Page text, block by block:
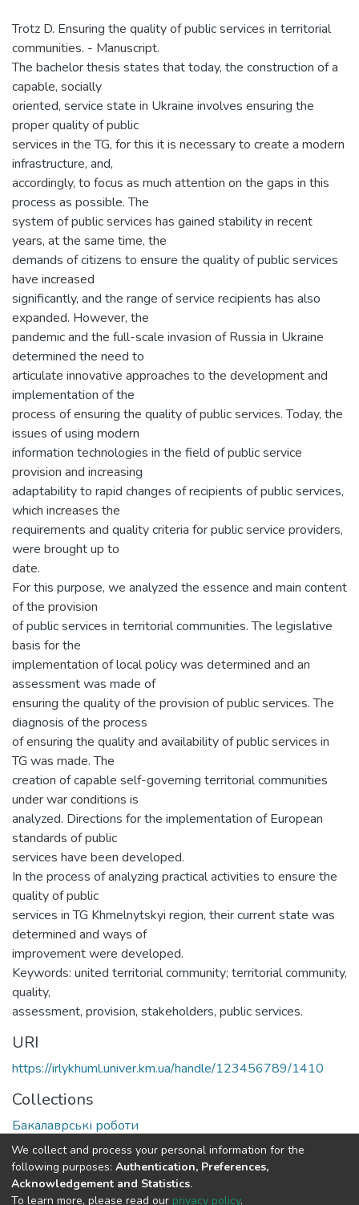
Trotz D. Ensuring the quality of public services in territorial
communities. - Manuscript.
The bachelor thesis states that today, the construction of a
capable, socially
oriented, service state in Ukraine involves ensuring the
proper quality of public
services in the TG, for this it is necessary to create a modern
infrastructure, and,
accordingly, to focus as much attention on the gaps in this
process as possible. The
system of public services has gained stability in recent
years, at the same time, the
demands of citizens to ensure the quality of public services
have increased
significantly, and the range of service recipients has also
expanded. However, the
pandemic and the full-scale invasion of Russia in Ukraine
determined the need to
articulate innovative approaches to the development and
implementation of the
process of ensuring the quality of public services. Today, the
issues of using modern
information technologies in the field of public service
provision and increasing
adaptability to rapid changes of recipients of public services,
which increases the
requirements and quality criteria for public service providers,
were brought up to
date.
For this purpose, we analyzed the essence and main content
of the provision
of public services in territorial communities. The legislative
basis for the
implementation of local policy was determined and an
assessment was made of
ensuring the quality of the provision of public services. The
diagnosis of the process
of ensuring the quality and availability of public services in
TG was made. The
creation of capable self-governing territorial communities
under war conditions is
analyzed. Directions for the implementation of European
standards of public
services have been developed.
In the process of analyzing practical activities to ensure the
quality of public
services in TG Khmelnytskyi region, their current state was
determined and ways of
improvement were developed.
Keywords: united territorial community; territorial community,
quality,
assessment, provision, stakeholders, public services.
URI
https://irlykhuml.univer.km.ua/handle/123456789/1410
Collections
Бакалаврські роботи
Full item page
We collect and process your personal information for the
following purposes: Authentication, Preferences,
Acknowledgement and Statistics.
To learn more, please read our privacy policy.